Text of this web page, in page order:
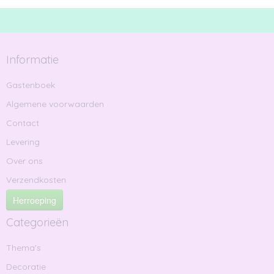
Informatie
Gastenboek
Algemene voorwaarden
Contact
Levering
Over ons
Verzendkosten
Herroeping
Categorieën
Thema's
Decoratie